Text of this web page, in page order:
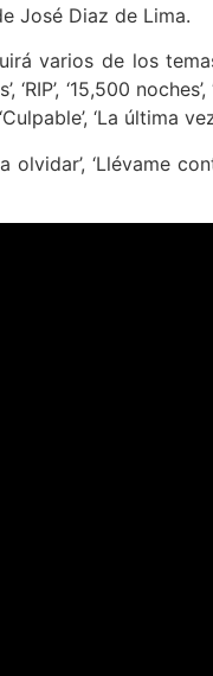
José Diaz de Lima.
varios de los
‘RIP’, ‘15,500
‘La última
‘Llévame